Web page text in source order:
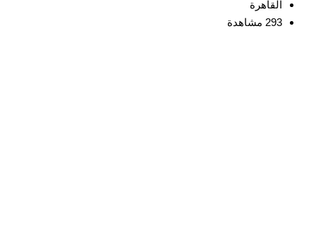
القاهرة
293 مشاهدة